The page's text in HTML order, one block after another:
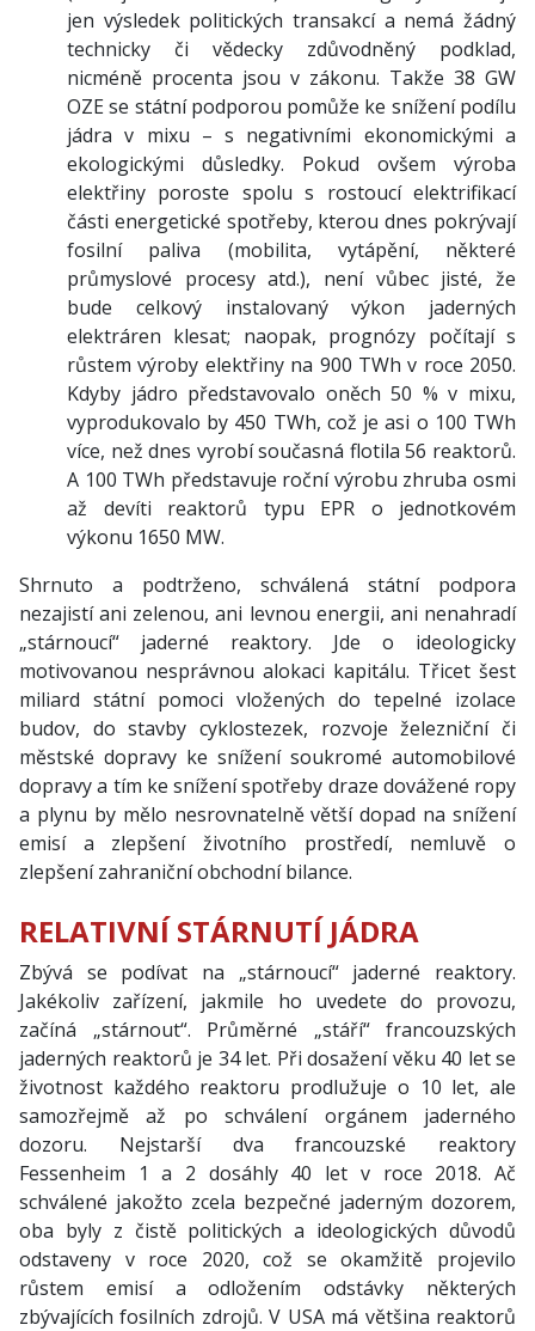
jen výsledek politických transakcí a nemá žádný
technicky či vědecky zdůvodněný podklad,
nicméně procenta jsou v zákonu. Takže 38 GW
OZE se státní podporou pomůže ke snížení podílu
jádra v mixu – s negativními ekonomickými a
ekologickými důsledky. Pokud ovšem výroba
elektřiny poroste spolu s rostoucí elektrifikací
části energetické spotřeby, kterou dnes pokrývají
fosilní paliva (mobilita, vytápění, některé
průmyslové procesy atd.), není vůbec jisté, že
bude celkový instalovaný výkon jaderných
elektráren klesat; naopak, prognózy počítají s
růstem výroby elektřiny na 900 TWh v roce 2050.
Kdyby jádro představovalo oněch 50 % v mixu,
vyprodukovalo by 450 TWh, což je asi o 100 TWh
více, než dnes vyrobí současná flotila 56 reaktorů.
A 100 TWh představuje roční výrobu zhruba osmi
až devíti reaktorů typu EPR o jednotkovém
výkonu 1650 MW.
Shrnuto a podtrženo, schválená státní podpora
nezajistí ani zelenou, ani levnou energii, ani nenahradí
„stárnoucí“ jaderné reaktory. Jde o ideologicky
motivovanou nesprávnou alokaci kapitálu. Třicet šest
miliard státní pomoci vložených do tepelné izolace
budov, do stavby cyklostezek, rozvoje železniční či
městské dopravy ke snížení soukromé automobilové
dopravy a tím ke snížení spotřeby draze dovážené ropy
a plynu by mělo nesrovnatelně větší dopad na snížení
emisí a zlepšení životního prostředí, nemluvě o
zlepšení zahraniční obchodní bilance.
RELATIVNÍ STÁRNUTÍ JÁDRA
Zbývá se podívat na „stárnoucí“ jaderné reaktory.
Jakékoliv zařízení, jakmile ho uvedete do provozu,
začíná „stárnout“. Průměrné „stáří“ francouzských
jaderných reaktorů je 34 let. Při dosažení věku 40 let se
životnost každého reaktoru prodlužuje o 10 let, ale
samozřejmě až po schválení orgánem jaderného
dozoru. Nejstarší dva francouzské reaktory
Fessenheim 1 a 2 dosáhly 40 let v roce 2018. Ač
schválené jakožto zcela bezpečné jaderným dozorem,
oba byly z čistě politických a ideologických důvodů
odstaveny v roce 2020, což se okamžitě projevilo
růstem emisí a odložením odstávky některých
zbývajících fosilních zdrojů. V USA má většina reaktorů